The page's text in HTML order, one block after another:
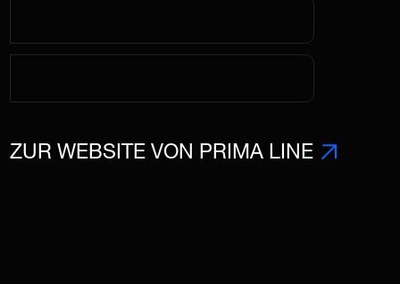
ZUR WEBSITE VON PRIMA LINE